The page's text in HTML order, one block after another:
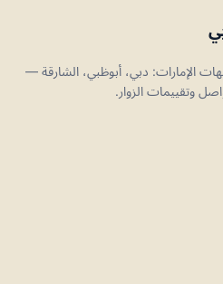
الإمارات: دبي، أبوظبي، الشارقة —
وتقييمات الزوار.